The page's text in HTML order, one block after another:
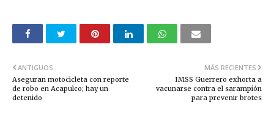
MÁS RECIENTES
IMSS Guerrero exhorta a
vacunarse contra el sarampión
para prevenir brotes
ANTIGUOS
Aseguran motocicleta con reporte
de robo en Acapulco; hay un
detenido